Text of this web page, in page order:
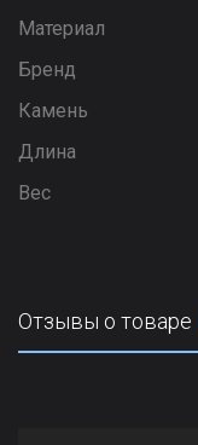
Материал
Бренд
Камень
Длина
Вес
Отзывы о товаре